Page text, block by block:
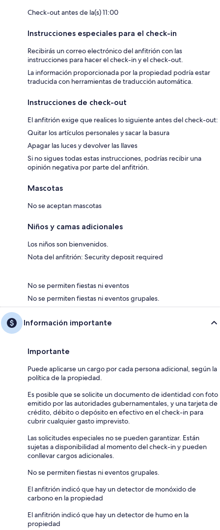
Check-out antes de la(s) 11:00
Instrucciones especiales para el check-in
Recibirás un correo electrónico del anfitrión con las
instrucciones para hacer el check-in y el check-out.
La información proporcionada por la propiedad podría estar
traducida con herramientas de traducción automática.
Instrucciones de check-out
El anfitrión exige que realices lo siguiente antes del check-out:
Quitar los artículos personales y sacar la basura
Apagar las luces y devolver las llaves
Si no sigues todas estas instrucciones, podrías recibir una
opinión negativa por parte del anfitrión.
Mascotas
No se aceptan mascotas
Niños y camas adicionales
Los niños son bienvenidos.
Nota del anfitrión: Security deposit required
No se permiten fiestas ni eventos
No se permiten fiestas ni eventos grupales.
Información importante
Importante
Puede aplicarse un cargo por cada persona adicional, según la
política de la propiedad.
Es posible que se solicite un documento de identidad con foto
emitido por las autoridades gubernamentales, y una tarjeta de
crédito, débito o depósito en efectivo en el check-in para
cubrir cualquier gasto imprevisto.
Las solicitudes especiales no se pueden garantizar. Están
sujetas a disponibilidad al momento del check-in y pueden
conllevar cargos adicionales.
No se permiten fiestas ni eventos grupales.
El anfitrión indicó que hay un detector de monóxido de
carbono en la propiedad
El anfitrión indicó que hay un detector de humo en la
propiedad